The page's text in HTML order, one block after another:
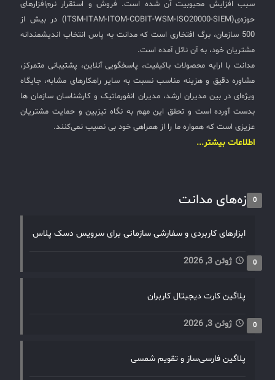
سبب افزایش محبوبیت آن شده است. فروش و استقرار نرم‌افزارهای
حوزه‌ی(ITSM-ITAM-ITOM-COBIT-WSM-ISO20000-SIEM) در بیش از
500 سازمان، برگ افتخاری است که مدانت به پاس انتخاب اندیشمندانه
مشتریان خود، به آن نائل آمده است.
مدانت با ارایه محصولات باکیفیت، پاسخگویی آنلاین، پشتیبانی متمرکز،
مشاوره دقیق و هزینه مناسب نسبت به سایر راهکارهای مشابه، جایگاه
ویژه‌ای در بین مدیران ارشد، مدیران انفورماتیک و کارشناسان سازمان ها
بدست آورده است و تحقق این مهم به نگاه تیزبین و حمایت مشتریان
عزیزی است که همواره ما را از همراهی خود بی نصیب نمی‌کنند.
اطلاعات بیشتر...
تازه‌های مدانت0
ابزارهای کاربردی و سفارشی سازمانی برای سرویس دسک پلاس
ژوئن 3, 2026 0
پلاگین کارت دیجیتال کاربران
ژوئن 3, 2026 0
پلاگین فارسی‌ساز و تقویم شمسی